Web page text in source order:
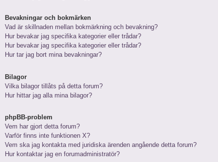
Bevakningar och bokmärken
Vad är skillnaden mellan bokmärkning och bevakning?
Hur bevakar jag specifika kategorier eller trådar?
Hur bevakar jag specifika kategorier eller trådar?
Hur tar jag bort mina bevakningar?
Bilagor
Vilka bilagor tillåts på detta forum?
Hur hittar jag alla mina bilagor?
phpBB-problem
Vem har gjort detta forum?
Varför finns inte funktionen X?
Vem ska jag kontakta med juridiska ärenden angående detta forum?
Hur kontaktar jag en forumadministratör?